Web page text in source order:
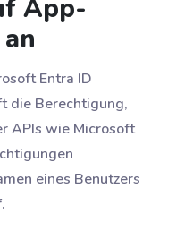
App-
Entra ID
die Berechtigung,
APIs wie Microsoft
eines Benutzers